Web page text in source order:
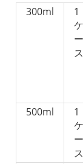
300ml
1
ケ
ー
ス
500ml
1
ケ
ー
ス